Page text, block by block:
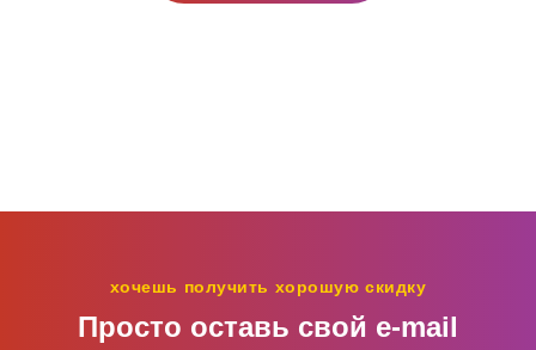
хочешь получить хорошую скидку
Просто оставь свой e‑mail